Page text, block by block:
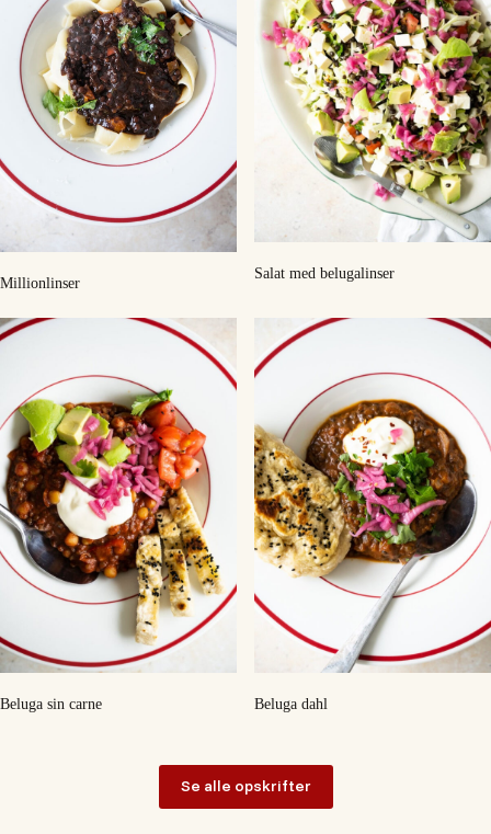
Millionlinser
Salat med belugalinser
Beluga sin carne Beluga dahl
Se alle opskrifter